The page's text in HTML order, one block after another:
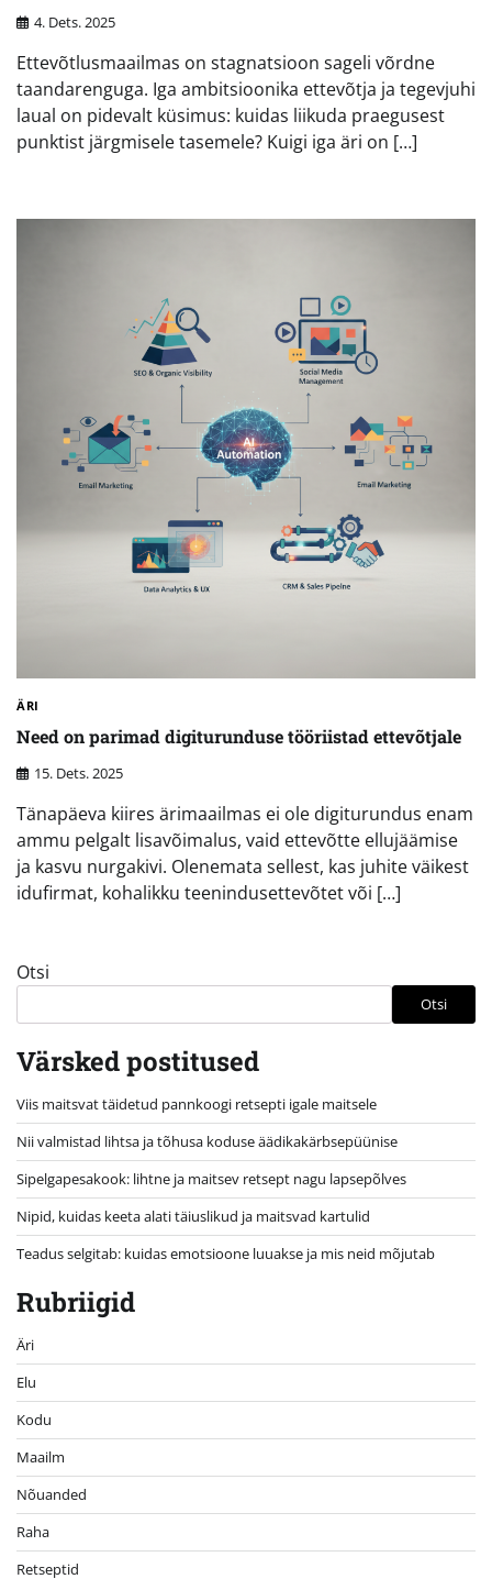
4. Dets. 2025
Ettevõtlusmaailmas on stagnatsioon sageli võrdne
taandarenguga. Iga ambitsioonika ettevõtja ja tegevjuhi
laual on pidevalt küsimus: kuidas liikuda praegusest
punktist järgmisele tasemele? Kuigi iga äri on […]
ÄRI
Need on parimad digiturunduse tööriistad ettevõtjale
15. Dets. 2025
Tänapäeva kiires ärimaailmas ei ole digiturundus enam
ammu pelgalt lisavõimalus, vaid ettevõtte ellujäämise
ja kasvu nurgakivi. Olenemata sellest, kas juhite väikest
idufirmat, kohalikku teenindusettevõtet või […]
Otsi
Otsi
Värsked postitused
Viis maitsvat täidetud pannkoogi retsepti igale maitsele
Nii valmistad lihtsa ja tõhusa koduse äädikakärbsepüünise
Sipelgapesakook: lihtne ja maitsev retsept nagu lapsepõlves
Nipid, kuidas keeta alati täiuslikud ja maitsvad kartulid
Teadus selgitab: kuidas emotsioone luuakse ja mis neid mõjutab
Rubriigid
Äri
Elu
Kodu
Maailm
Nõuanded
Raha
Retseptid